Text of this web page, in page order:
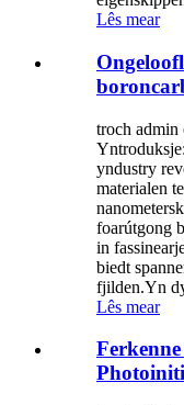
Lês mear
troch admin
yndustry
materialen
foarútgong
in
biedt
fjilden.Yn
Lês mear